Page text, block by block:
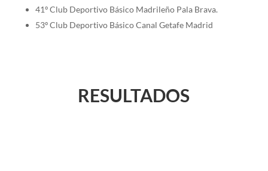
41º Club Deportivo Básico Madrileño Pala Brava.
53º Club Deportivo Básico Canal Getafe Madrid
RESULTADOS